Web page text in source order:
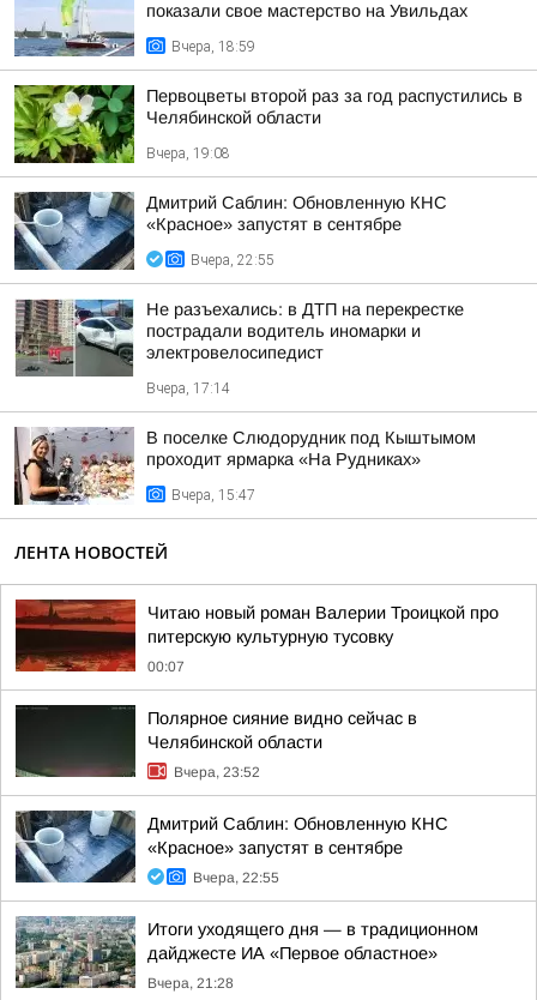
показали свое мастерство на Увильдах
Вчера, 18:59
Первоцветы второй раз за год распустились в
Челябинской области
Вчера, 19:08
Дмитрий Саблин: Обновленную КНС
«Красное» запустят в сентябре
Вчера, 22:55
Не разъехались: в ДТП на перекрестке
пострадали водитель иномарки и
электровелосипедист
Вчера, 17:14
В поселке Слюдорудник под Кыштымом
проходит ярмарка «На Рудниках»
Вчера, 15:47
ЛЕНТА НОВОСТЕЙ
Читаю новый роман Валерии Троицкой про
питерскую культурную тусовку
00:07
Полярное сияние видно сейчас в
Челябинской области
Вчера, 23:52
Дмитрий Саблин: Обновленную КНС
«Красное» запустят в сентябре
Вчера, 22:55
Итоги уходящего дня — в традиционном
дайджесте ИА «Первое областное»
Вчера, 21:28